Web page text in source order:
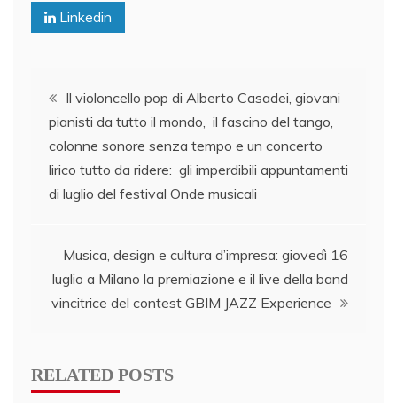
Linkedin
Post
navigation
Il violoncello pop di Alberto Casadei, giovani
pianisti da tutto il mondo, il fascino del tango,
colonne sonore senza tempo e un concerto
lirico tutto da ridere: gli imperdibili appuntamenti
di luglio del festival Onde musicali
Musica, design e cultura d’impresa: giovedì 16
luglio a Milano la premiazione e il live della band
vincitrice del contest GBIM JAZZ Experience
RELATED POSTS